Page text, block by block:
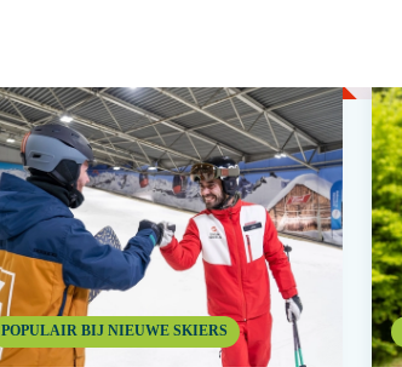
POPULAIR BIJ NIEUWE SKIERS